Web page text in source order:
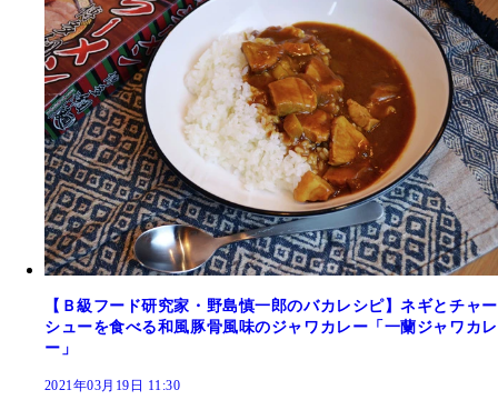
【Ｂ級フード研究家・野島慎一郎のバカレシピ】ネギとチャー
シューを食べる和風豚骨風味のジャワカレー「一蘭ジャワカレ
ー」
2021年03月19日 11:30